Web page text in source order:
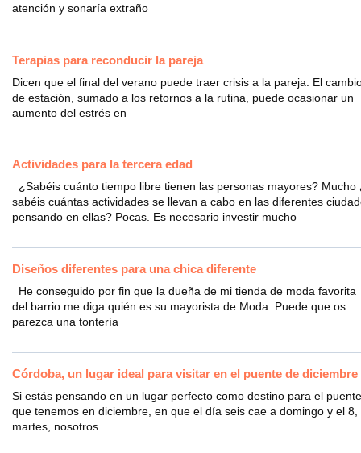
atención y sonaría extraño
Terapias para reconducir la pareja
Dicen que el final del verano puede traer crisis a la pareja. El
de estación, sumado a los retornos a la rutina, puede ocasionar un
aumento del estrés en
Actividades para la tercera edad
¿Sabéis cuánto tiempo libre tienen las personas mayores? Mucho
sabéis cuántas actividades se llevan a cabo en las diferentes
pensando en ellas? Pocas. Es necesario investir mucho
Diseños diferentes para una chica diferente
He conseguido por fin que la dueña de mi tienda de moda favorita
del barrio me diga quién es su mayorista de Moda. Puede que os
parezca una tontería
Córdoba, un lugar ideal para visitar en el puente de diciembre
Si estás pensando en un lugar perfecto como destino para el puente
que tenemos en diciembre, en que el día seis cae a domingo y el 8,
martes, nosotros